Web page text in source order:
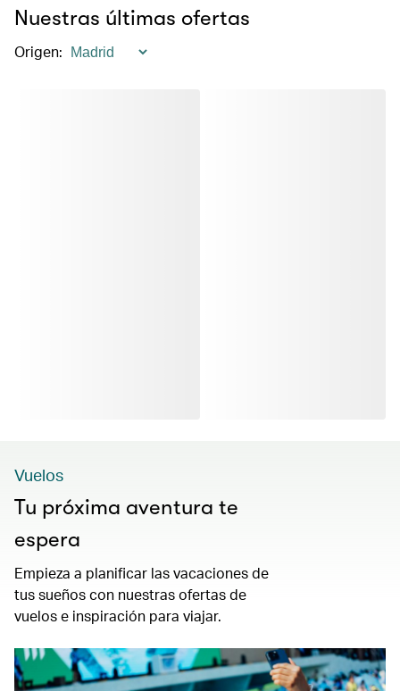
Nuestras últimas ofertas
Origen:
Vuelos
Tu próxima aventura te
espera
Empieza a planificar las vacaciones de
tus sueños con nuestras ofertas de
vuelos e inspiración para viajar.